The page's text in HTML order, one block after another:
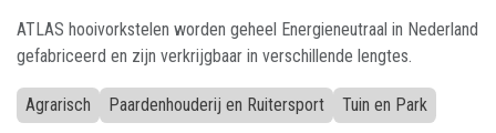
ATLAS hooivorkstelen worden geheel Energieneutraal in Nederland
gefabriceerd en zijn verkrijgbaar in verschillende lengtes.
Agrarisch Paardenhouderij en Ruitersport Tuin en Park